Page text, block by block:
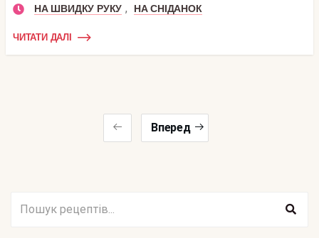
НА ШВИДКУ РУКУ , НА СНІДАНОК
ЧИТАТИ ДАЛІ
Вперед